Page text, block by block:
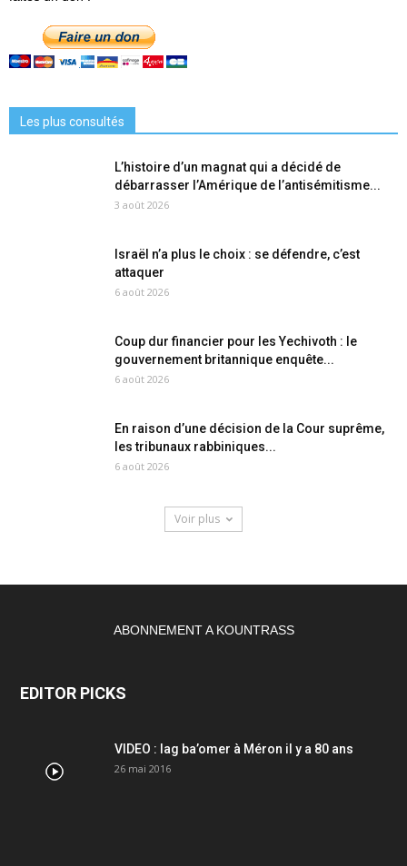
Les plus consultés
L’histoire d’un magnat qui a décidé de
débarrasser l’Amérique de l’antisémitisme...
3 août 2026
Israël n’a plus le choix : se défendre, c’est
attaquer
6 août 2026
Coup dur financier pour les Yechivoth : le
gouvernement britannique enquête...
6 août 2026
En raison d’une décision de la Cour suprême,
les tribunaux rabbiniques...
6 août 2026
Voir plus
ABONNEMENT A KOUNTRASS
EDITOR PICKS
VIDEO : lag ba’omer à Méron il y a 80 ans
26 mai 2016